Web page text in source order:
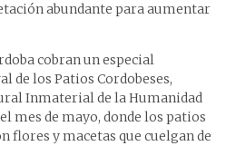
abundante para aumentar
cobran un especial
de los Patios Cordobeses,
Inmaterial de la Humanidad
mes de mayo, donde los patios
flores y macetas que cuelgan de